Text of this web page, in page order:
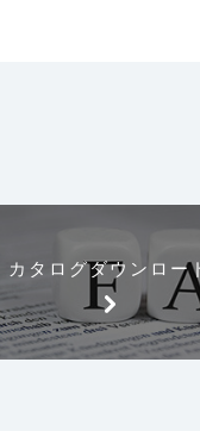
カタログダウンロー